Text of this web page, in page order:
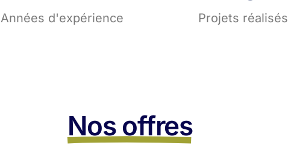
Années d'expérience Projets réalisés
Nos offres